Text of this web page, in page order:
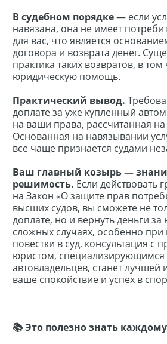
В судебном порядке— если
навязана, она не имеет
для вас, что является
договора и возврата денег.
практика таких возвратов, в
юридическую помощь.
Практический вывод.
доплате за уже купленный
на ваши права, рассчитанная
Основанная на навязывании
все чаще признается судами
Ваш главный козырь —
решимость. Если действовать
на Закон «О защите прав
высших судов, вы сможете не
доплате, но и вернуть деньги
сложных случаях, особенно при
повестки в суд, консультация с
юристом, специализирующимся
автовладельцев, станет лучшей
ваше спокойствие и успех в
📚 Это полезно знать